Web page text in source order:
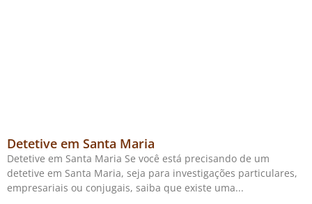
Detetive em Santa Maria
Detetive em Santa Maria Se você está precisando de um
detetive em Santa Maria, seja para investigações particulares,
empresariais ou conjugais, saiba que existe uma